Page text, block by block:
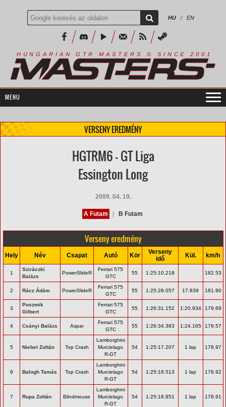
HU / EN
H U N G A R I A N G T R M A S T E R S © S I N C E 2 0 0 1
VERSENY EREDMÉNY
HGTRM6 - GT Liga
Essington Long
2009. 04. 19.
A Futam B Futam
Verseny eredmény
Hely Név Csapat Autó Kör
Verseny
idő
Kül. km/h
1
Sziráczki
Balázs
PowerSlideR
Ferrari 575
GTC
55 1:25:10.218 182.53
2 Rácz Ádám PowerSlideR
Ferrari 575
GTC
55 1:25:28.057 17.839 181.90
3
Poszmik
Gilbert
Ferrari 575
GTC
55 1:26:31.152 1:20.934 179.69
4 Csányi Balázs Aspar
Ferrari 575
GTC
55 1:26:34.383 1:24.165 179.57
5 Niebel Zoltán Top Crash
Lamborghini
Murcielago
R-GT
54 1:25:17.207 1 lap 178.97
6 Balogh Tamás Top Crash
Lamborghini
Murcielago
R-GT
54 1:25:18.513 1 lap 178.92
7 Rupa Zoltán Blindmouse
Lamborghini
Murcielago
R-GT
54 1:25:18.851 1 lap 178.91